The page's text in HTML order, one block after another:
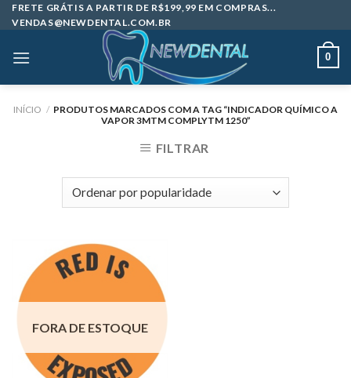
Skip
to
FRETE GRÁTIS A PARTIR DE R$199,99 EM COMPRAS...
VENDAS@NEWDENTAL.COM.BR
0
INÍCIO / PRODUTOS MARCADOS COM A TAG “INDICADOR QUÍMICO A
VAPOR 3MTM COMPLYTM 1250”
FILTRAR
FORA DE ESTOQUE